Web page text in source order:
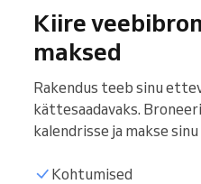
Kiire
maksed
Rakendus teeb sinu
kättesaadavaks.
kalendrisse ja makse
Kohtumised